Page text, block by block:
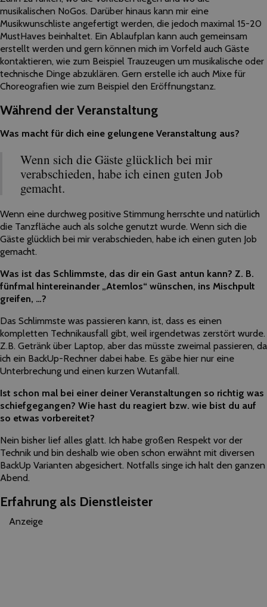
musikalischen NoGos. Darüber hinaus kann mir eine
Musikwunschliste angefertigt werden, die jedoch maximal 15-20
MustHaves beinhaltet. Ein Ablaufplan kann auch gemeinsam
erstellt werden und gern können mich im Vorfeld auch Gäste
kontaktieren, wie zum Beispiel Trauzeugen um musikalische oder
technische Dinge abzuklären. Gern erstelle ich auch Mixe für
Choreografien wie zum Beispiel den Eröffnungstanz.
Während der Veranstaltung
Was macht für dich eine gelungene Veranstaltung aus?
Wenn sich die Gäste glücklich bei mir
verabschieden, habe ich einen guten Job
gemacht.
Wenn eine durchweg positive Stimmung herrschte und natürlich
die Tanzfläche auch als solche genutzt wurde. Wenn sich die
Gäste glücklich bei mir verabschieden, habe ich einen guten Job
gemacht.
Was ist das Schlimmste, das dir ein Gast antun kann? Z. B.
fünfmal hintereinander „Atemlos“ wünschen, ins Mischpult
greifen, …?
Das Schlimmste was passieren kann, ist, dass es einen
kompletten Technikausfall gibt, weil irgendetwas zerstört wurde.
Z.B. Getränk über Laptop, aber das müsste zweimal passieren, da
ich ein BackUp-Rechner dabei habe. Es gäbe hier nur eine
Unterbrechung und einen kurzen Wutanfall.
Ist schon mal bei einer deiner Veranstaltungen so richtig was
schiefgegangen? Wie hast du reagiert bzw. wie bist du auf
so etwas vorbereitet?
Nein bisher lief alles glatt. Ich habe großen Respekt vor der
Technik und bin deshalb wie oben schon erwähnt mit diversen
BackUp Varianten abgesichert. Notfalls singe ich halt den ganzen
Abend.
Erfahrung als Dienstleister
Anzeige